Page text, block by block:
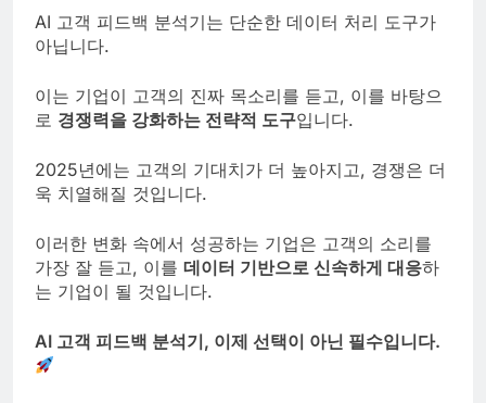
AI 고객 피드백 분석기는 단순한 데이터 처리 도구가
아닙니다.
이는 기업이 고객의 진짜 목소리를 듣고, 이를 바탕으
로 경쟁력을 강화하는 전략적 도구입니다.
2025년에는 고객의 기대치가 더 높아지고, 경쟁은 더
욱 치열해질 것입니다.
이러한 변화 속에서 성공하는 기업은 고객의 소리를
가장 잘 듣고, 이를 데이터 기반으로 신속하게 대응하
는 기업이 될 것입니다.
AI 고객 피드백 분석기, 이제 선택이 아닌 필수입니다.